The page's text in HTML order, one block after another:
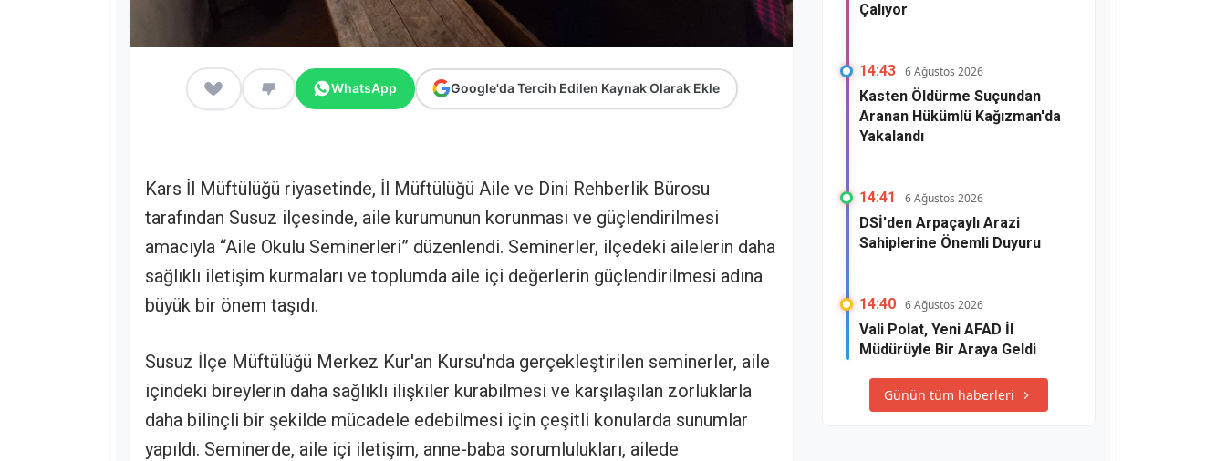
WhatsApp Google'da Tercih Edilen Kaynak Olarak Ekle
Kars İl Müftülüğü riyasetinde, İl Müftülüğü Aile ve Dini Rehberlik Bürosu
tarafından Susuz ilçesinde, aile kurumunun korunması ve güçlendirilmesi
amacıyla “Aile Okulu Seminerleri” düzenlendi. Seminerler, ilçedeki ailelerin daha
sağlıklı iletişim kurmaları ve toplumda aile içi değerlerin güçlendirilmesi adına
büyük bir önem taşıdı.
Susuz İlçe Müftülüğü Merkez Kur'an Kursu'nda gerçekleştirilen seminerler, aile
içindeki bireylerin daha sağlıklı ilişkiler kurabilmesi ve karşılaşılan zorluklarla
daha bilinçli bir şekilde mücadele edebilmesi için çeşitli konularda sunumlar
yapıldı. Seminerde, aile içi iletişim, anne-baba sorumlulukları, ailede
Çalıyor
14:43 6 Ağustos 2026
Kasten Öldürme Suçundan
Aranan Hükümlü Kağızman'da
Yakalandı
14:41 6 Ağustos 2026
DSİ'den Arpaçaylı Arazi
Sahiplerine Önemli Duyuru
14:40 6 Ağustos 2026
Vali Polat, Yeni AFAD İl
Müdürüyle Bir Araya Geldi
Günün tüm haberleri